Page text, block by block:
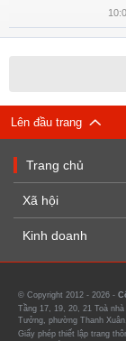
Lên đầu trang
Trang chủ
Xã hội
Kinh doanh
© Copyright 2012 - 2026 -
Tầng 17, 19, 20, 21 Toà
Tưởng, phường Thanh
Giấy phép thiết lập trang